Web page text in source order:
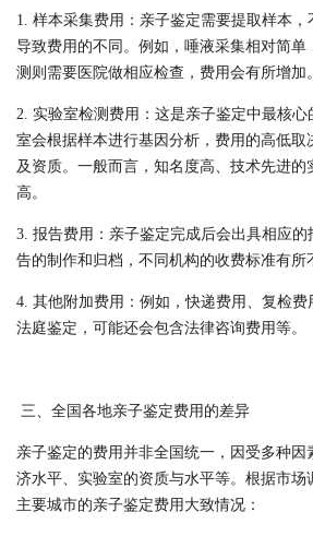
1. 样本采集费用：亲子鉴定需要提取样本
导致费用的不同。例如，唾液采集相对简单
测则需要医院做相应检查，费用会有所增加。
2. 实验室检测费用：这是亲子鉴定中最核
室会根据样本进行基因分析，费用的高低取
及资质。一般而言，知名度高、技术先进的
高。
3. 报告费用：亲子鉴定完成后会出具相应
告的制作和归档，不同机构的收费标准有所
4. 其他附加费用：例如，快递费用、复检
法庭鉴定，可能还会包含法律咨询费用等。
三、全国各地亲子鉴定费用的差异
亲子鉴定的费用并非全国统一，因受多种因
济水平、实验室的资质与水平等。根据市场
主要城市的亲子鉴定费用大致情况：